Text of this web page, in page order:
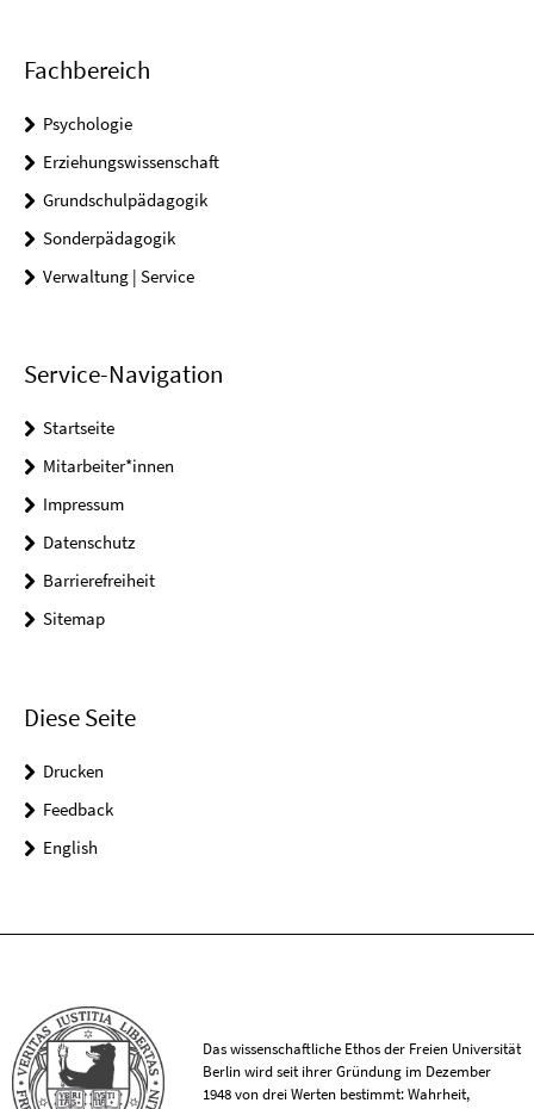
Fachbereich
Psychologie
Erziehungswissenschaft
Grundschulpädagogik
Sonderpädagogik
Verwaltung | Service
Service-Navigation
Startseite
Mitarbeiter*innen
Impressum
Datenschutz
Barrierefreiheit
Sitemap
Diese Seite
Drucken
Feedback
English
Das wissenschaftliche Ethos der Freien Universität
Berlin wird seit ihrer Gründung im Dezember
1948 von drei Werten bestimmt: Wahrheit,